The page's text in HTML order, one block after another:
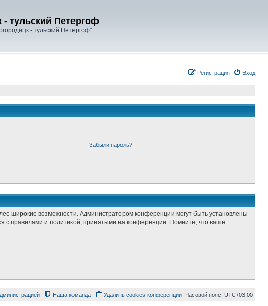
- тульский Петергоф
- тульский Петергоф"
Вход
Регистрация
Забыли пароль?
широкие возможности. Администратором конференции могут быть установлены
с правилами и политикой, принятыми на конференции. Помните, что ваше
Часовой пояс: UTC+03:00
Удалить cookies конференции
Наша команда